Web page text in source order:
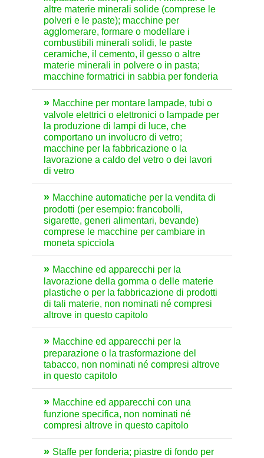
altre materie minerali solide (comprese le
polveri e le paste); macchine per
agglomerare, formare o modellare i
combustibili minerali solidi, le paste
ceramiche, il cemento, il gesso o altre
materie minerali in polvere o in pasta;
macchine formatrici in sabbia per fonderia
Macchine per montare lampade, tubi o
valvole elettrici o elettronici o lampade per
la produzione di lampi di luce, che
comportano un involucro di vetro;
macchine per la fabbricazione o la
lavorazione a caldo del vetro o dei lavori
di vetro
Macchine automatiche per la vendita di
prodotti (per esempio: francobolli,
sigarette, generi alimentari, bevande)
comprese le macchine per cambiare in
moneta spicciola
Macchine ed apparecchi per la
lavorazione della gomma o delle materie
plastiche o per la fabbricazione di prodotti
di tali materie, non nominati né compresi
altrove in questo capitolo
Macchine ed apparecchi per la
preparazione o la trasformazione del
tabacco, non nominati né compresi altrove
in questo capitolo
Macchine ed apparecchi con una
funzione specifica, non nominati né
compresi altrove in questo capitolo
Staffe per fonderia; piastre di fondo per